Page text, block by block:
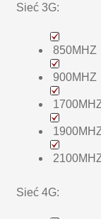
Sieć 3G:
850MHZ
900MHZ
Sieć 4G: